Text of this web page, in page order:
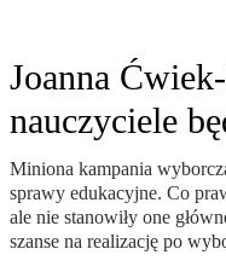
Joanna
nauczyciele
Miniona kampania
sprawy edukacyjne. Co
ale nie stanowiły one
szanse na realizację po